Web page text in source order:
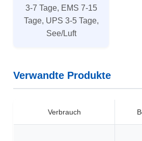
3-7 Tage, EMS 7-15
Tage, UPS 3-5 Tage,
See/Luft
Verwandte Produkte
Verbrauch